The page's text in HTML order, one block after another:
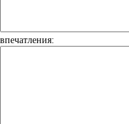
впечатления: